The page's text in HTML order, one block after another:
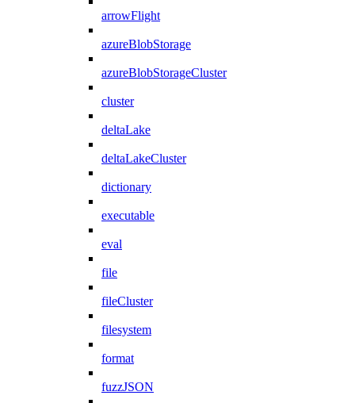
arrowFlight
azureBlobStorage
azureBlobStorageCluster
cluster
deltaLake
deltaLakeCluster
dictionary
executable
eval
file
fileCluster
filesystem
format
fuzzJSON